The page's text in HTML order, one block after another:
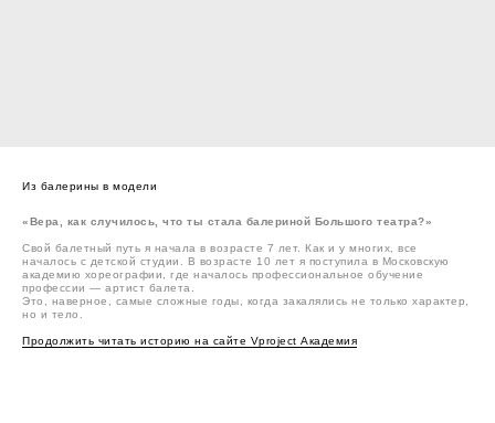
Из балерины в модели
«Вера, как случилось, что ты стала балериной Большого театра?»
Свой балетный путь я начала в возрасте 7 лет. Как и у многих, все
началось с детской студии. В возрасте 10 лет я поступила в Московскую
академию хореографии, где началось профессиональное обучение
профессии — артист балета.
Это, наверное, самые сложные годы, когда закалялись не только характер,
но и тело.
Продолжить читать историю на сайте Vproject Академия